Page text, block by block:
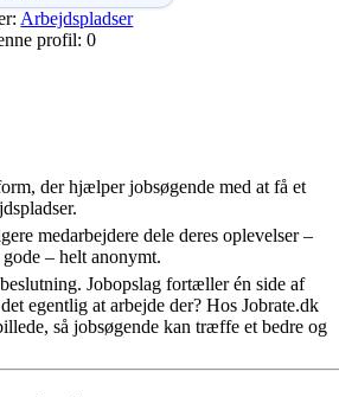
Arbejdspladser
profil: 0
der hjælper jobsøgende med at få et
medarbejdere dele deres oplevelser –
– helt anonymt.
Jobopslag fortæller én side af
egentlig at arbejde der? Hos Jobrate.dk
så jobsøgende kan træffe et bedre og